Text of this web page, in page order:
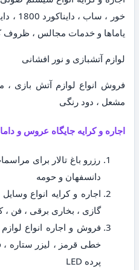
یاماها و خدمات مجالس ، ظروف
لوازم آتشبازی و نور افشانی
فروش انواع لوازم آتش بازی ،
مشعل ، دود رنگی
اجاره و کرایه جایگاه عروس و
رزرو باغ تالار برای
دانسفهان و حومه
اجاره و کرایه انواع
گازی ، بخاری برقی ، فن ،
فروش و اجاره انواع
خطی قرمز ، لیزر ستاره ،
پرده LED